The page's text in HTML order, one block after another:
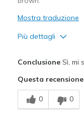
Mostra traduzione
Più dettagli
Comfortable
Durable
ConclusioneSì, mi
Questa
0 0